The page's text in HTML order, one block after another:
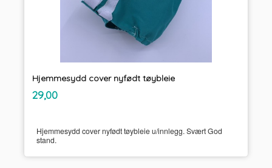
Hjemmesydd cover nyfødt tøybleie
Pris
29,00mva.
Hjemmesydd cover nyfødt tøybleie u/innlegg. Svært God
stand.